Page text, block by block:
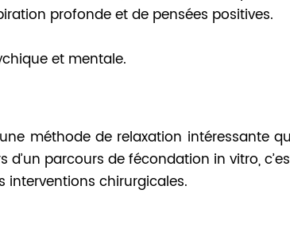
profonde et de pensées positives.
et mentale.
méthode de relaxation intéressante
parcours de fécondation in vitro,
interventions chirurgicales.